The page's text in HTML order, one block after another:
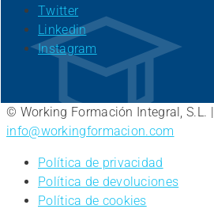
Twitter
Linkedin
Instagram
© Working Formación Integral, S.L. |
info@workingformacion.com
Política de privacidad
Política de devoluciones
Política de cookies